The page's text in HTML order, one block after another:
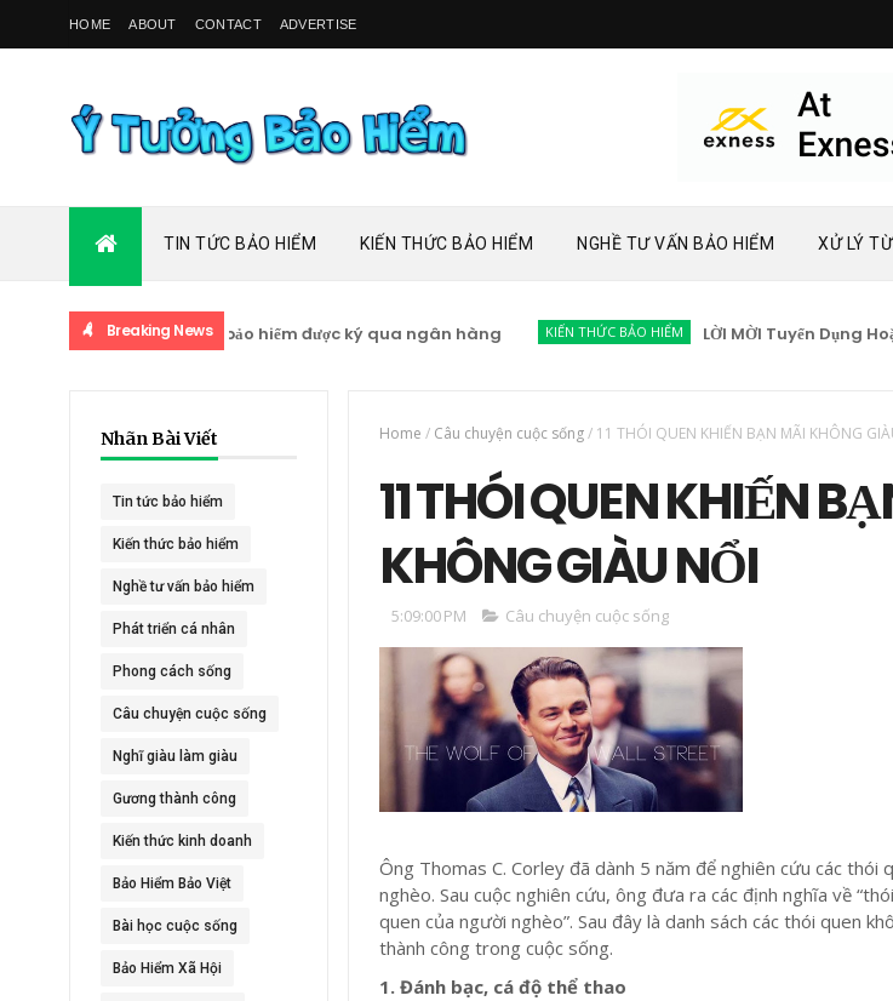
HOME ABOUT CONTACT ADVERTISE
TIN TỨC BẢO HIỂM KIẾN THỨC BẢO HIỂM NGHỀ TƯ VẤN BẢO HIỂM XỬ LÝ
Breaking News
tỷ lệ bỏ hợp đồng bảo hiểm được ký qua ngân hàng KIẾN THỨC BẢO HIỂM LỜI MỜI Tuyển Dụng Hoặc
Nhãn Bài Viết
Tin tức bảo hiểm
Kiến thức bảo hiểm
Nghề tư vấn bảo hiểm
Phát triển cá nhân
Phong cách sống
Câu chuyện cuộc sống
Nghĩ giàu làm giàu
Gương thành công
Kiến thức kinh doanh
Bảo Hiểm Bảo Việt
Bài học cuộc sống
Bảo Hiểm Xã Hội
Home / Câu chuyện cuộc sống/ 11 THÓI QUEN KHIẾN BẠN MÃI KHÔNG
11 THÓI QUEN KHIẾN
KHÔNG GIÀU NỔI
5:09:00 PM Câu chuyện cuộc sống
Ông Thomas C. Corley đã dành 5 năm để nghiên cứu các thói
nghèo. Sau cuộc nghiên cứu, ông đưa ra các định nghĩa về
quen của người nghèo”. Sau đây là danh sách các thói quen
thành công trong cuộc sống.
1. Đánh bạc, cá độ thể thao